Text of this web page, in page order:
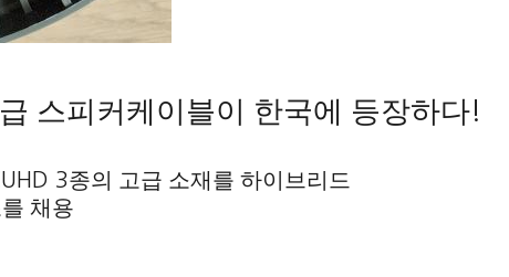
스피커케이블이 한국에 등장하다!
3종의 고급 소재를 하이브리드
채용